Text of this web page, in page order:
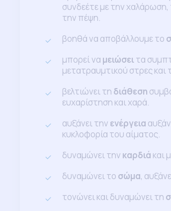
συνδεέτε με την
την πέψη.
βοηθά να αποβάλλουμε το
μπορεί να μειώσειτα
μετατραυμτικού στρες και
βελτιώνει τη διάθεση
ευχαρίστηση και χαρά.
αυξάνει την ενέργεια
κυκλοφορία του αίματος.
δυναμώνει την καρδιά και
δυναμώνει το σώμα,
τονώνει και δυναμώνει τη